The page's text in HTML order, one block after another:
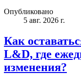
Опубликовано
5 авг. 2026 г.
Как
L&D, где
изменения?